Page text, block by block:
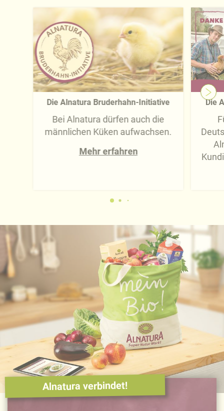
Die Alnatura Bruderhahn-Initiative
Bei Alnatura dürfen auch die
männlichen Küken aufwachsen.
Mehr erfahren
Die
Alnatura verbindet!